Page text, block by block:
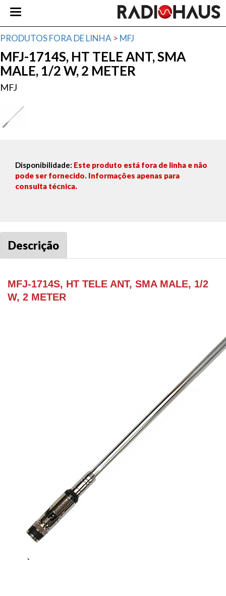
PRODUTOS FORA DE LINHA > MFJ
MFJ-1714S, HT TELE ANT, SMA
MALE, 1/2 W, 2 METER
MFJ
Disponibilidade: Este produto está fora de linha e não
pode ser fornecido. Informações apenas para
consulta técnica.
Descrição
MFJ-1714S, HT TELE ANT, SMA MALE, 1/2
W, 2 METER